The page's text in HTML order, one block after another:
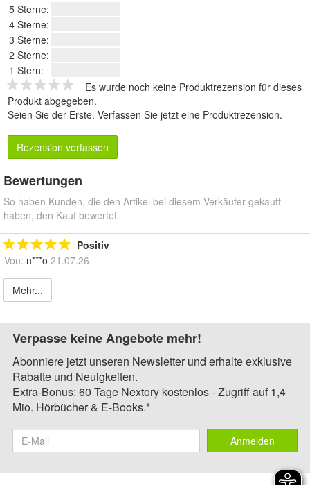
5 Sterne:
4 Sterne:
3 Sterne:
2 Sterne:
1 Stern:
Es wurde noch keine Produktrezension für dieses
Produkt abgegeben.
Seien Sie der Erste. Verfassen Sie jetzt eine Produktrezension.
Rezension verfassen
Bewertungen
So haben Kunden, die den Artikel bei diesem Verkäufer gekauft
haben, den Kauf bewertet.
Positiv
Von: n***o 21.07.26
Mehr...
Verpasse keine Angebote mehr!
Abonniere jetzt unseren Newsletter und erhalte exklusive
Rabatte und Neuigkeiten.
Extra-Bonus: 60 Tage Nextory kostenlos - Zugriff auf 1,4
Mio. Hörbücher & E-Books.*
Anmelden